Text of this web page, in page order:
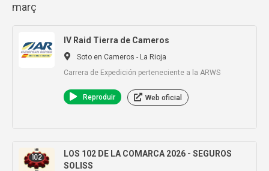
març
IV Raid Tierra de Cameros
Soto en Cameros - La Rioja
Carrera de Expedición perteneciente a la ARWS
Reproduir Web oficial
LOS 102 DE LA COMARCA 2026 - SEGUROS
SOLISS